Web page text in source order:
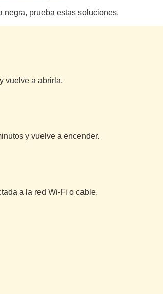
negra, prueba estas soluciones.
vuelve a abrirla.
y vuelve a encender.
a la red Wi-Fi o cable.